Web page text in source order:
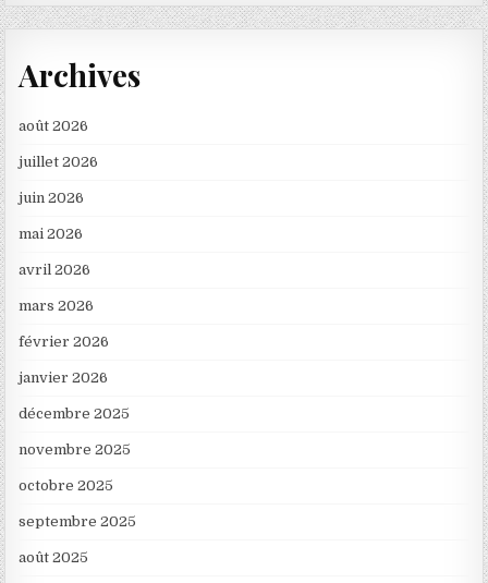
Archives
août 2026
juillet 2026
juin 2026
mai 2026
avril 2026
mars 2026
février 2026
janvier 2026
décembre 2025
novembre 2025
octobre 2025
septembre 2025
août 2025